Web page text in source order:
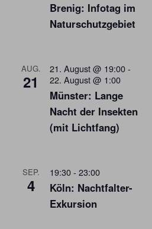
Brenig: Infotag im
Naturschutzgebiet
AUG.
21
21. August @ 19:00-
22. August @ 1:00
Münster: Lange
Nacht der Insekten
(mit Lichtfang)
SEP.
4
19:30- 23:00
Köln: Nachtfalter-
Exkursion